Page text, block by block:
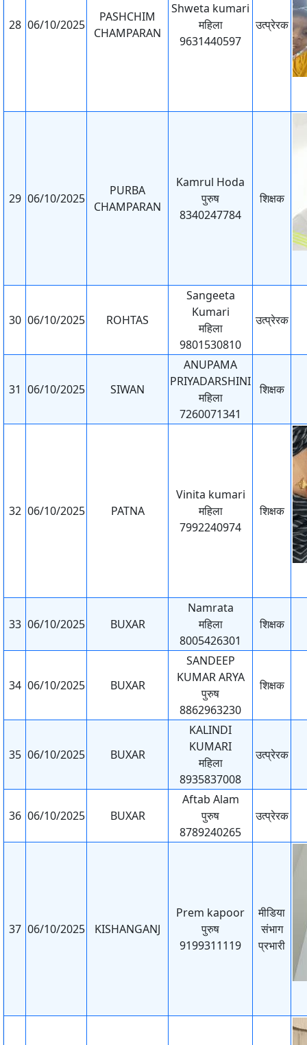
28 06/10/2025
PASHCHIM
CHAMPARAN
Shweta kumari
महिला
9631440597
उत्प्रेरक
29 06/10/2025
PURBA
CHAMPARAN
Kamrul Hoda
पुरुष
8340247784
शिक्षक
30 06/10/2025 ROHTAS
Sangeeta
Kumari
महिला
9801530810
उत्प्रेरक
31 06/10/2025 SIWAN
ANUPAMA
PRIYADARSHINI
महिला
7260071341
शिक्षक
32 06/10/2025 PATNA
Vinita kumari
महिला
7992240974
शिक्षक
33 06/10/2025 BUXAR
Namrata
महिला
8005426301
शिक्षक
34 06/10/2025 BUXAR
SANDEEP
KUMAR ARYA
पुरुष
8862963230
शिक्षक
35 06/10/2025 BUXAR
KALINDI
KUMARI
महिला
8935837008
उत्प्रेरक
36 06/10/2025 BUXAR
Aftab Alam
पुरुष
8789240265
उत्प्रेरक
37 06/10/2025 KISHANGANJ
Prem kapoor
पुरुष
9199311119
मीडिया
संभाग
प्रभारी